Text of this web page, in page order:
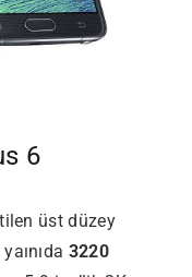
6
üst düzey
3220